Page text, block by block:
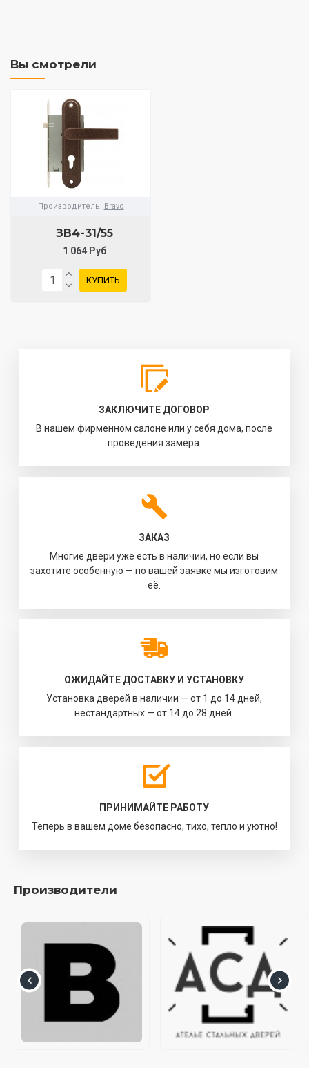
Вы смотрели
Производитель: Bravo
ЗВ4-31/55
1 064 Руб
КУПИТЬ
ЗАКЛЮЧИТЕ ДОГОВОР
В нашем фирменном салоне или у себя дома, после
проведения замера.
ЗАКАЗ
Многие двери уже есть в наличии, но если вы
захотите особенную — по вашей заявке мы изготовим
её.
ОЖИДАЙТЕ ДОСТАВКУ И УСТАНОВКУ
Установка дверей в наличии — от 1 до 14 дней,
нестандартных — от 14 до 28 дней.
ПРИНИМАЙТЕ РАБОТУ
Теперь в вашем доме безопасно, тихо, тепло и уютно!
Производители